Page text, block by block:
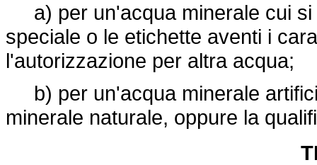
a) per un'acqua minerale cui si
speciale o le etichette aventi i
l'autorizzazione per altra acqua;
b) per un'acqua minerale
minerale naturale, oppure la